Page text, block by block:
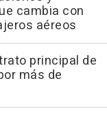
cambia con
aéreos
principal de
más de